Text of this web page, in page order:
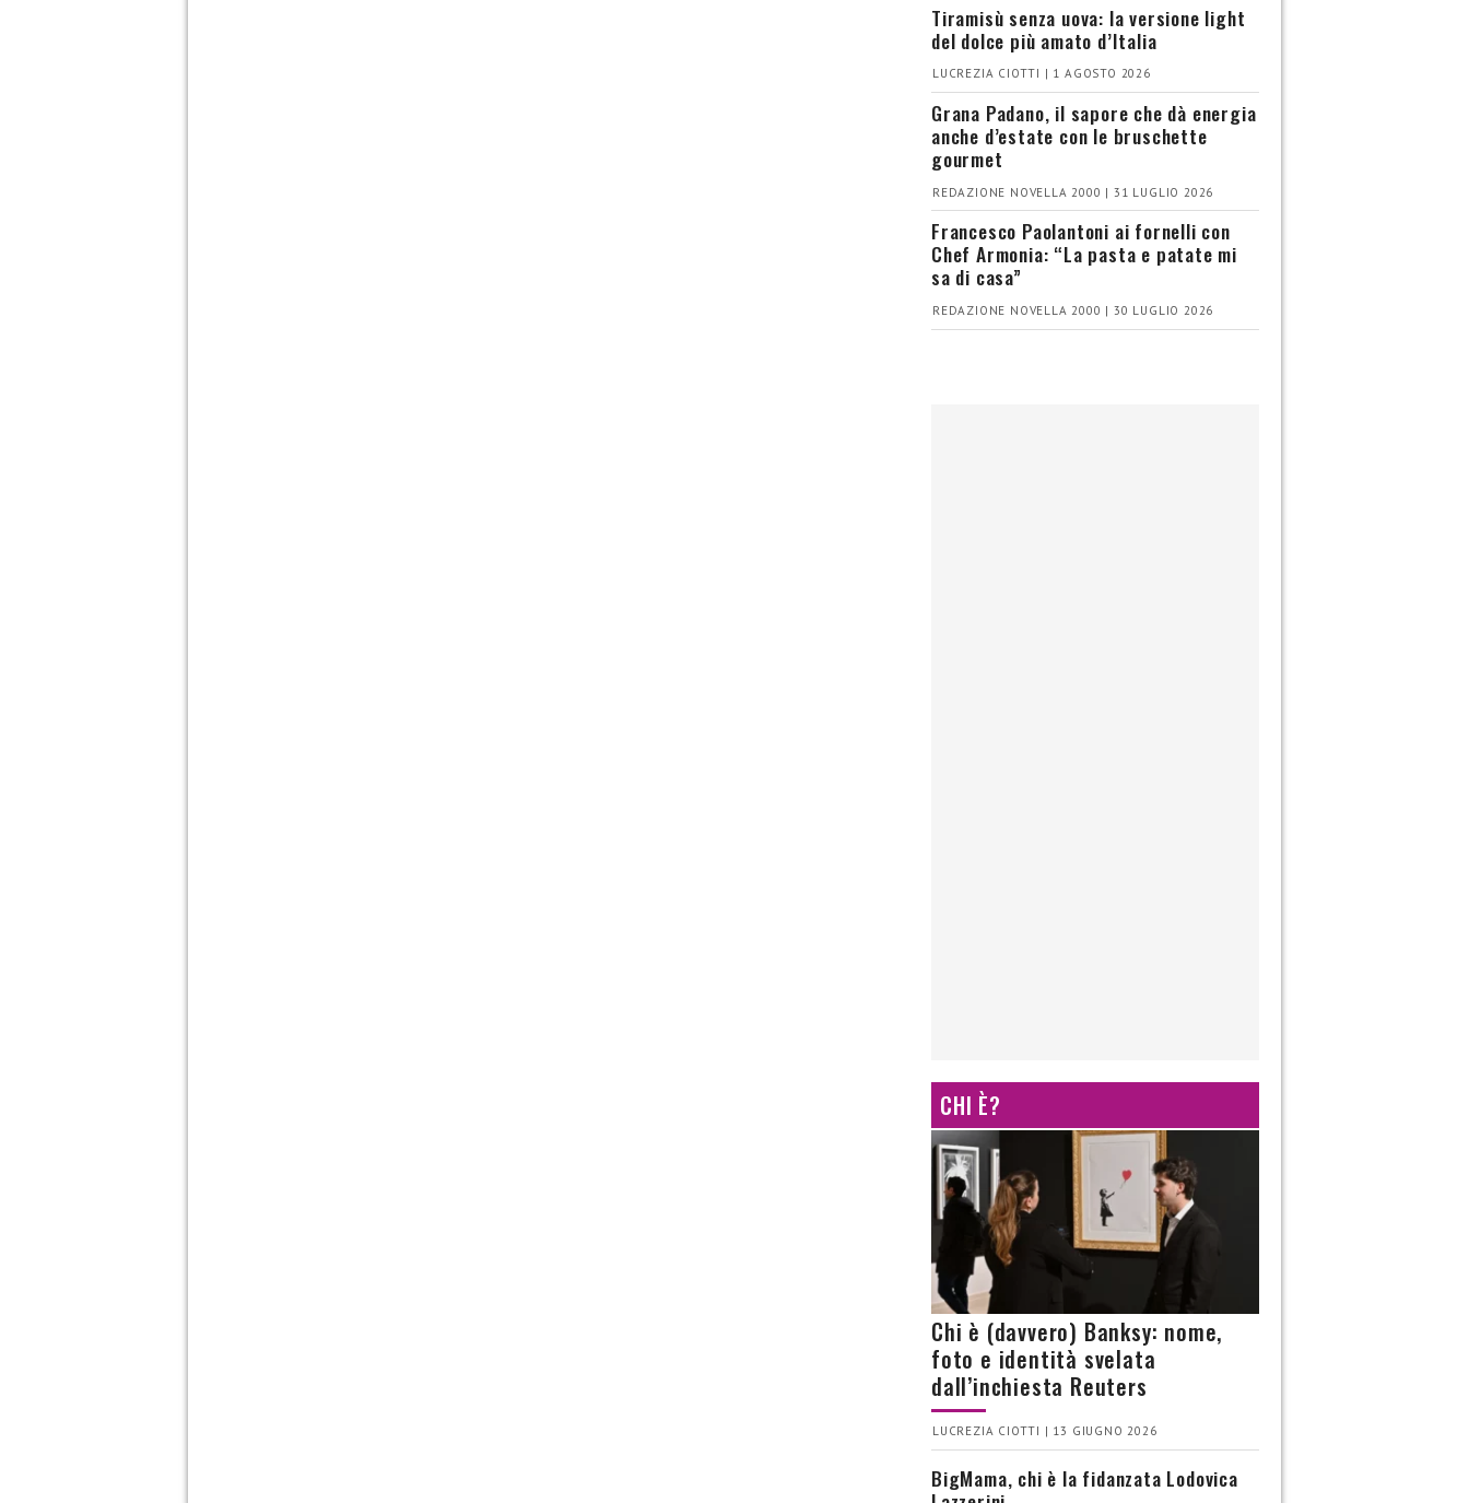
Tiramisù senza uova: la versione light
del dolce più amato d’Italia
LUCREZIA CIOTTI | 1 AGOSTO 2026
Grana Padano, il sapore che dà energia
anche d’estate con le bruschette
gourmet
REDAZIONE NOVELLA 2000 | 31 LUGLIO 2026
Francesco Paolantoni ai fornelli con
Chef Armonia: “La pasta e patate mi
sa di casa”
REDAZIONE NOVELLA 2000 | 30 LUGLIO 2026
CHI È?
Chi è (davvero) Banksy: nome,
foto e identità svelata
dall’inchiesta Reuters
LUCREZIA CIOTTI | 13 GIUGNO 2026
BigMama, chi è la fidanzata Lodovica